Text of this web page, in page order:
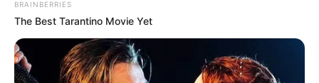
BRAINBERRIES
The Best Tarantino Movie Yet